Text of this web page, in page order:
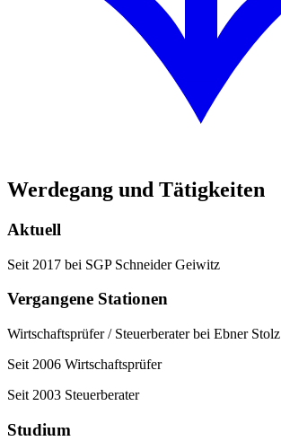
Werdegang und Tätigkeiten
Aktuell
Seit 2017 bei SGP Schneider Geiwitz
Vergangene Stationen
Wirtschaftsprüfer / Steuerberater bei Ebner Stolz
Seit 2006 Wirtschaftsprüfer
Seit 2003 Steuerberater
Studium